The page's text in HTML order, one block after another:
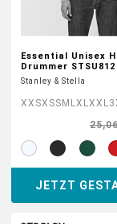
Essential Unisex
Drummer STSU812
Stanley & Stella
XXSXSS M LXLXXL
JETZT